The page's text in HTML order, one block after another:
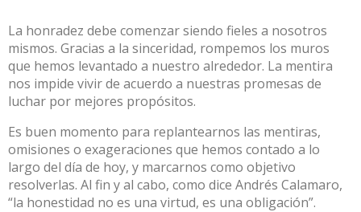
La honradez debe comenzar siendo fieles a nosotros
mismos. Gracias a la sinceridad, rompemos los muros
que hemos levantado a nuestro alrededor. La mentira
nos impide vivir de acuerdo a nuestras promesas de
luchar por mejores propósitos.
Es buen momento para replantearnos las mentiras,
omisiones o exageraciones que hemos contado a lo
largo del día de hoy, y marcarnos como objetivo
resolverlas. Al fin y al cabo, como dice Andrés Calamaro,
“la honestidad no es una virtud, es una obligación”.